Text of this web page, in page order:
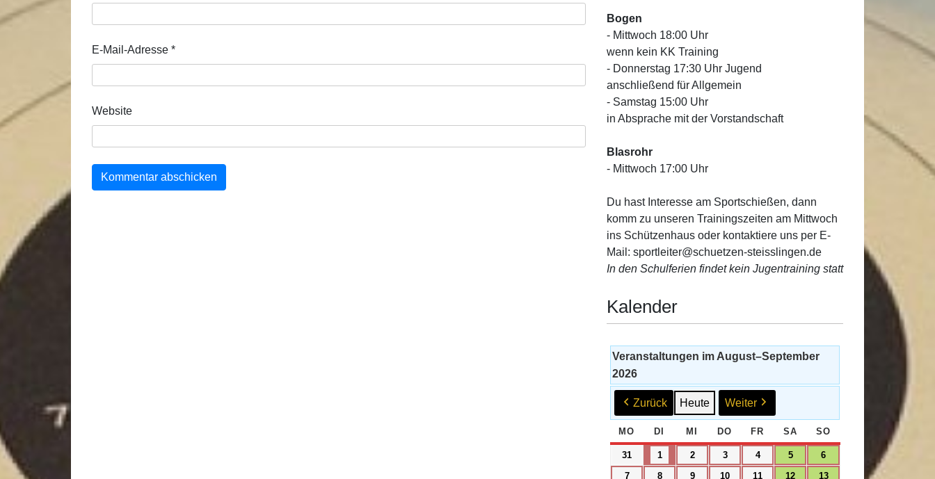
E-Mail-Adresse *
Website
Bogen
- Mittwoch 18:00 Uhr
wenn kein KK Training
- Donnerstag 17:30 Uhr Jugend
anschließend für Allgemein
- Samstag 15:00 Uhr
in Absprache mit der Vorstandschaft
Blasrohr
- Mittwoch 17:00 Uhr
Du hast Interesse am Sportschießen, dann
komm zu unseren Trainingszeiten am Mittwoch
ins Schützenhaus oder kontaktiere uns per E-
Mail: sportleiter@schuetzen-steisslingen.de
In den Schulferien findet kein Jugentraining statt
Kalender
Veranstaltungen im August–September
2026
Zurück Heute Weiter
MO MONTAG
DI DIENSTAG
MI MITTWOCH
DO DONNERSTAG
FR FREITAG
SA SAMSTAG
SO
31
August
1
September
2
September
3
September
4
September
5
September
6
September
7 8 9 10 11 12 13